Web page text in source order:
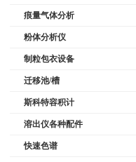
痕量气体分析
粉体分析仪
制粒包衣设备
迁移池/槽
斯科特容积计
溶出仪各种配件
快速色谱